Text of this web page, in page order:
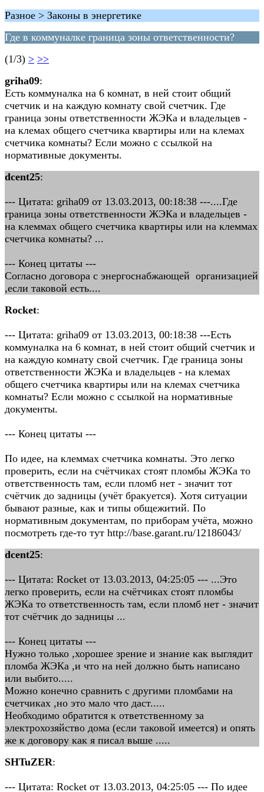
Разное > Законы в энергетике
Где в коммуналке граница зоны ответственности?
(1/3) > >>
griha09:
Есть коммуналка на 6 комнат, в ней стоит общий
счетчик и на каждую комнату свой счетчик. Где
граница зоны ответственности ЖЭКа и владельцев -
на клемах общего счетчика квартиры или на клемах
счетчика комнаты? Если можно с ссылкой на
нормативные документы.
dcent25:
--- Цитата: griha09 от 13.03.2013, 00:18:38 ---....Где
граница зоны ответственности ЖЭКа и владельцев -
на клеммах общего счетчика квартиры или на клеммах
счетчика комнаты? ...
--- Конец цитаты ---
Согласно договора с энергоснабжающей организацией
,если таковой есть....
Rocket:
--- Цитата: griha09 от 13.03.2013, 00:18:38 ---Есть
коммуналка на 6 комнат, в ней стоит общий счетчик и
на каждую комнату свой счетчик. Где граница зоны
ответственности ЖЭКа и владельцев - на клемах
общего счетчика квартиры или на клемах счетчика
комнаты? Если можно с ссылкой на нормативные
документы.
--- Конец цитаты ---
По идее, на клеммах счетчика комнаты. Это легко
проверить, если на счётчиках стоят пломбы ЖЭКа то
ответственность там, если пломб нет - значит тот
счётчик до задницы (учёт бракуется). Хотя ситуации
бывают разные, как и типы общежитий. По
нормативным документам, по приборам учёта, можно
посмотреть где-то тут http://base.garant.ru/12186043/
dcent25:
--- Цитата: Rocket от 13.03.2013, 04:25:05 --- ...Это
легко проверить, если на счётчиках стоят пломбы
ЖЭКа то ответственность там, если пломб нет - значит
тот счётчик до задницы ...
--- Конец цитаты ---
Нужно только ,хорошее зрение и знание как выглядит
пломба ЖЭКа ,и что на ней должно быть написано
или выбито.....
Можно конечно сравнить с другими пломбами на
счетчиках ,но это мало что даст.....
Необходимо обратится к ответственному за
электрохозяйство дома (если таковой имеется) и опять
же к договору как я писал выше .....
SHTuZER:
--- Цитата: Rocket от 13.03.2013, 04:25:05 --- По идее